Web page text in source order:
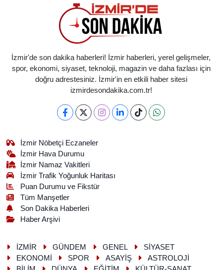
İzmir'de son dakika haberleri! İzmir haberleri, yerel gelişmeler,
spor, ekonomi, siyaset, teknoloji, magazin ve daha fazlası için
doğru adrestesiniz. İzmir'in en etkili haber sitesi
izmirdesondakika.com.tr!
İzmir Nöbetçi Eczaneler
İzmir Hava Durumu
İzmir Namaz Vakitleri
İzmir Trafik Yoğunluk Haritası
Puan Durumu ve Fikstür
Tüm Manşetler
Son Dakika Haberleri
Haber Arşivi
İZMİR GÜNDEM GENEL
SİYASET
EKONOMİ
SPOR ASAYİŞ
ASTROLOJİ